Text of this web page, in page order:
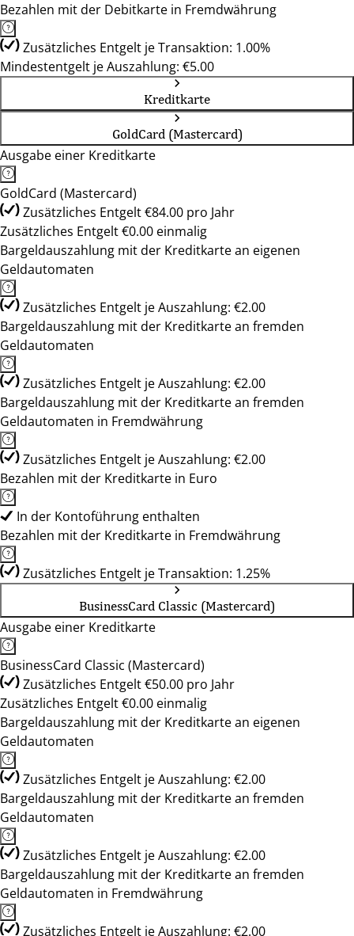
Bezahlen mit der Debitkarte in Fremdwährung
Zusätzliches Entgelt je Transaktion: 1.00%
Mindestentgelt je Auszahlung: €5.00
Kreditkarte
GoldCard (Mastercard)
Ausgabe einer Kreditkarte
GoldCard (Mastercard)
Zusätzliches Entgelt €84.00 pro Jahr
Zusätzliches Entgelt €0.00 einmalig
Bargeldauszahlung mit der Kreditkarte an eigenen
Geldautomaten
Zusätzliches Entgelt je Auszahlung: €2.00
Bargeldauszahlung mit der Kreditkarte an fremden
Geldautomaten
Zusätzliches Entgelt je Auszahlung: €2.00
Bargeldauszahlung mit der Kreditkarte an fremden
Geldautomaten in Fremdwährung
Zusätzliches Entgelt je Auszahlung: €2.00
Bezahlen mit der Kreditkarte in Euro
In der Kontoführung enthalten
Bezahlen mit der Kreditkarte in Fremdwährung
Zusätzliches Entgelt je Transaktion: 1.25%
BusinessCard Classic (Mastercard)
Ausgabe einer Kreditkarte
BusinessCard Classic (Mastercard)
Zusätzliches Entgelt €50.00 pro Jahr
Zusätzliches Entgelt €0.00 einmalig
Bargeldauszahlung mit der Kreditkarte an eigenen
Geldautomaten
Zusätzliches Entgelt je Auszahlung: €2.00
Bargeldauszahlung mit der Kreditkarte an fremden
Geldautomaten
Zusätzliches Entgelt je Auszahlung: €2.00
Bargeldauszahlung mit der Kreditkarte an fremden
Geldautomaten in Fremdwährung
Zusätzliches Entgelt je Auszahlung: €2.00